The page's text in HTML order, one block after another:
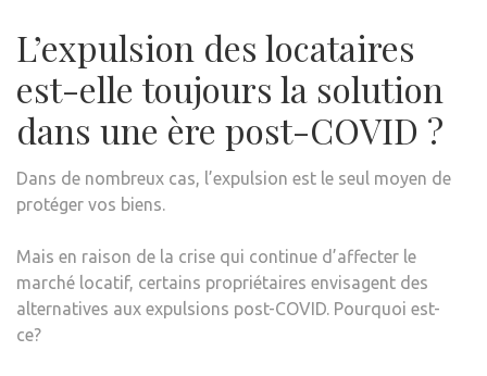
L’expulsion des locataires
est-elle toujours la solution
dans une ère post-COVID ?
Dans de nombreux cas, l’expulsion est le seul moyen de
protéger vos biens.
Mais en raison de la crise qui continue d’affecter le
marché locatif, certains propriétaires envisagent des
alternatives aux expulsions post-COVID. Pourquoi est-
ce?